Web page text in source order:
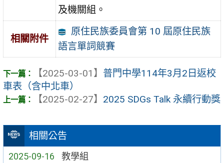
相關公告
2025-09-16 教學組
及機關組。
相關附件
原住民族委員會第 10 屆原住民族
語言單詞競賽
【2025-03-01】 普門中學114年3月2日返校
車表（含中北車）
【2025-02-27】 2025 SDGs Talk 永續行動獎